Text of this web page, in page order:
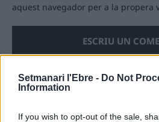
Setmanari l'Ebre - Do Not
Information
If you wish to opt-out of the sale,
aquest navegador per a la propera